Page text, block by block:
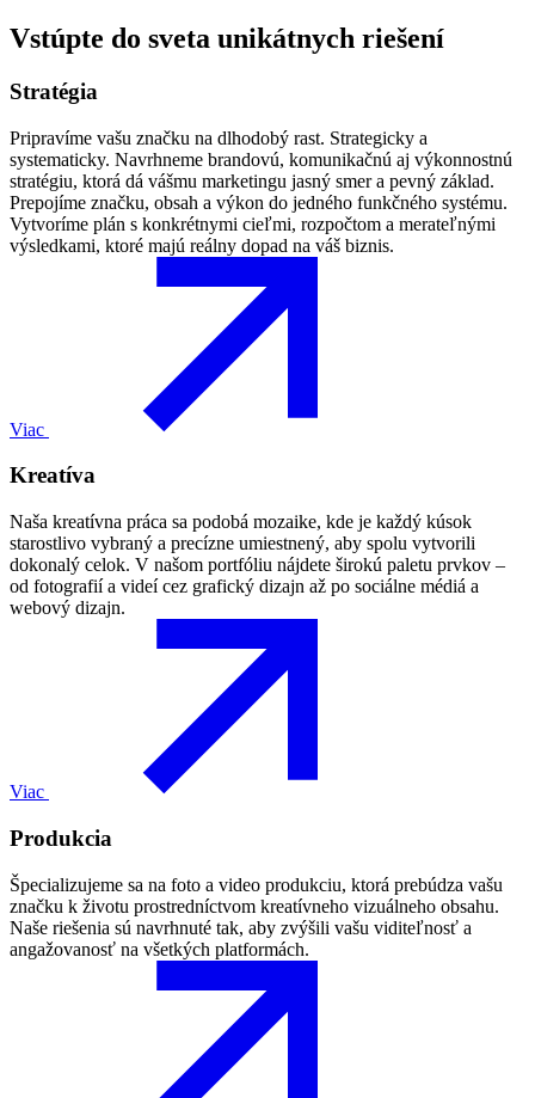
Vstúpte do sveta unikátnych riešení
Stratégia
Pripravíme vašu značku na dlhodobý rast. Strategicky a
systematicky. Navrhneme brandovú, komunikačnú aj výkonnostnú
stratégiu, ktorá dá vášmu marketingu jasný smer a pevný základ.
Prepojíme značku, obsah a výkon do jedného funkčného systému.
Vytvoríme plán s konkrétnymi cieľmi, rozpočtom a merateľnými
výsledkami, ktoré majú reálny dopad na váš biznis.
Viac
Kreatíva
Naša kreatívna práca sa podobá mozaike, kde je každý kúsok
starostlivo vybraný a precízne umiestnený, aby spolu vytvorili
dokonalý celok. V našom portfóliu nájdete širokú paletu prvkov –
od fotografií a videí cez grafický dizajn až po sociálne médiá a
webový dizajn.
Viac
Produkcia
Špecializujeme sa na foto a video produkciu, ktorá prebúdza vašu
značku k životu prostredníctvom kreatívneho vizuálneho obsahu.
Naše riešenia sú navrhnuté tak, aby zvýšili vašu viditeľnosť a
angažovanosť na všetkých platformách.